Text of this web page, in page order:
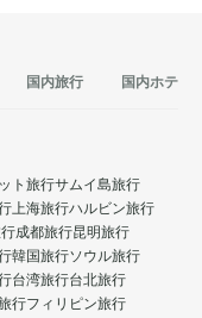
国内旅行 国内ホテル
ト旅行サムイ島旅行
上海旅行ハルビン旅行
成都旅行昆明旅行
韓国旅行ソウル旅行
台湾旅行台北旅行
行フィリピン旅行